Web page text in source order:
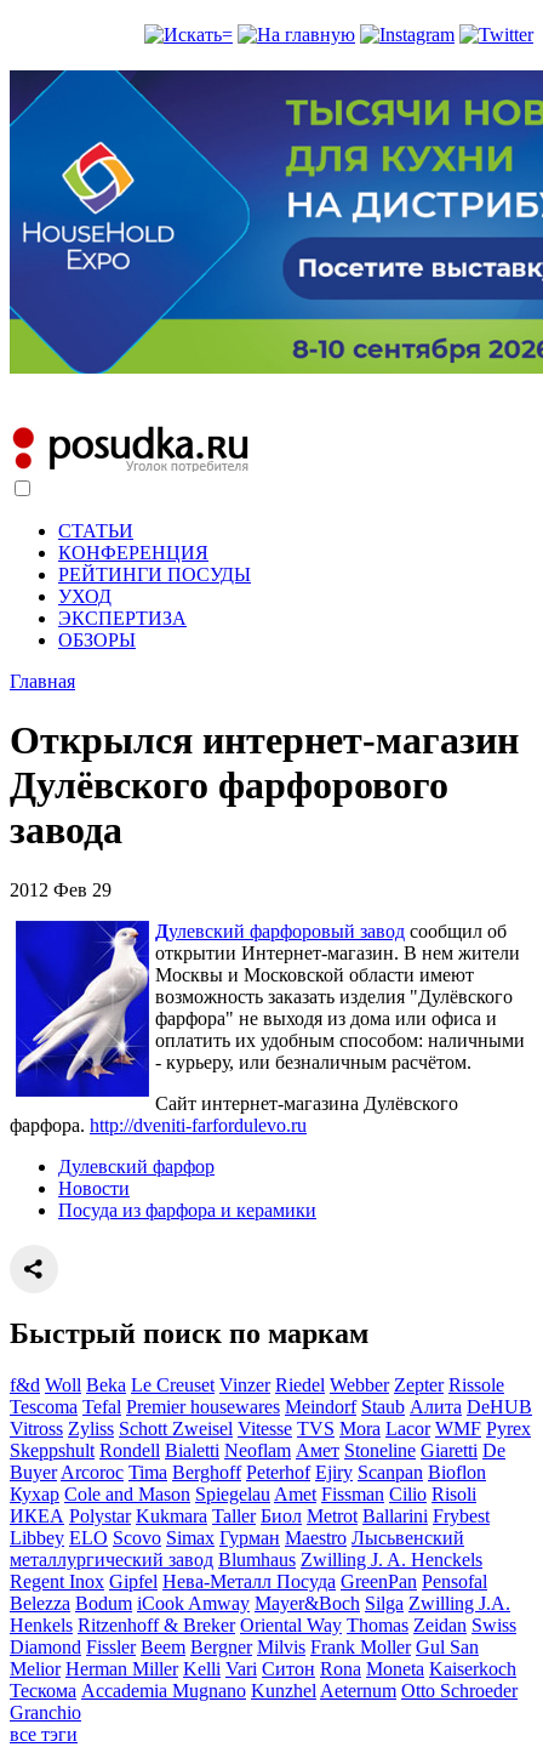
СТАТЬИ
КОНФЕРЕНЦИЯ
РЕЙТИНГИ ПОСУДЫ
УХОД
ЭКСПЕРТИЗА
ОБЗОРЫ
Главная
Открылся интернет-магазин
Дулёвского фарфорового
завода
2012 Фев 29
Дулевский фарфоровый завод сообщил об
открытии Интернет-магазин. В нем жители
Москвы и Московской области имеют
возможность заказать изделия "Дулёвского
фарфора" не выходя из дома или офиса и
оплатить их удобным способом: наличными
- курьеру, или безналичным расчётом.
Сайт интернет-магазина Дулёвского
фарфора. http://dveniti-farfordulevo.ru
Дулевский фарфор
Новости
Посуда из фарфора и керамики
Быстрый поиск по маркам
f&d Woll Beka Le Creuset Vinzer Riedel Webber Zepter Rissole
Tescoma Tefal Premier housewares Meindorf Staub Алита DeHUB
Vitross Zyliss Schott Zweisel Vitesse TVS Mora Lacor WMF Pyrex
Skeppshult Rondell Bialetti Neoflam Амет Stoneline Giaretti De
Buyer Arcoroc Tima Berghoff Peterhof Ejiry Scanpan Bioflon
Кухар Cole and Mason Spiegelau Amet Fissman Cilio Risoli
ИКЕА Polystar Kukmara Taller Биол Metrot Ballarini Frybest
Libbey ELO Scovo Simax Гурман Maestro Лысьвенский
металлургический завод Blumhaus Zwilling J. A. Henckels
Regent Inox Gipfel Нева-Металл Посуда GreenPan Pensofal
Belezza Bodum iCook Amway Mayer&Boch Silga Zwilling J.A.
Henkels Ritzenhoff & Breker Oriental Way Thomas Zeidan Swiss
Diamond Fissler Beem Bergner Milvis Frank Moller Gul San
Melior Herman Miller Kelli Vari Ситон Rona Moneta Kaiserkoch
Тескома Accademia Mugnano Kunzhel Aeternum Otto Schroeder
Granchio
все тэги